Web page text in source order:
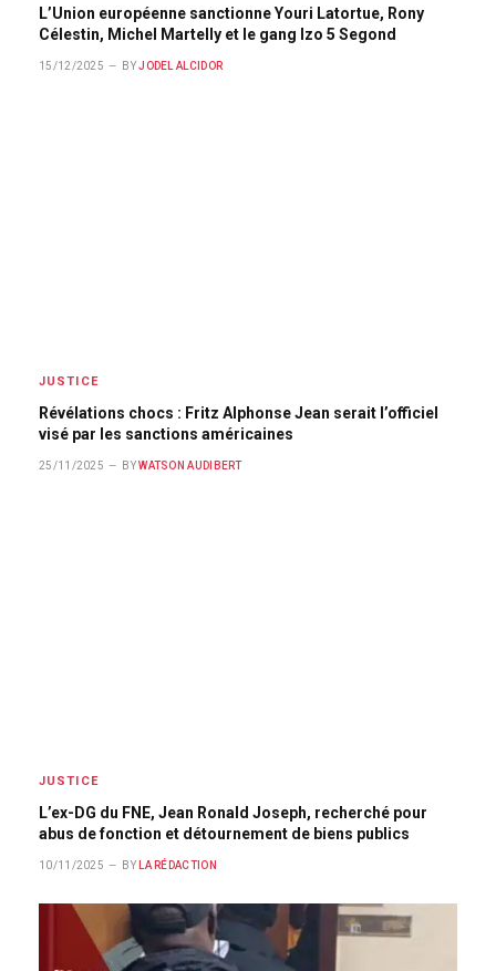
L’Union européenne sanctionne Youri Latortue, Rony
Célestin, Michel Martelly et le gang Izo 5 Segond
15/12/2025 BY JODEL ALCIDOR
JUSTICE
Révélations chocs : Fritz Alphonse Jean serait l’officiel
visé par les sanctions américaines
25/11/2025 BY WATSON AUDIBERT
JUSTICE
L’ex-DG du FNE, Jean Ronald Joseph, recherché pour
abus de fonction et détournement de biens publics
10/11/2025 BY LA RÉDACTION